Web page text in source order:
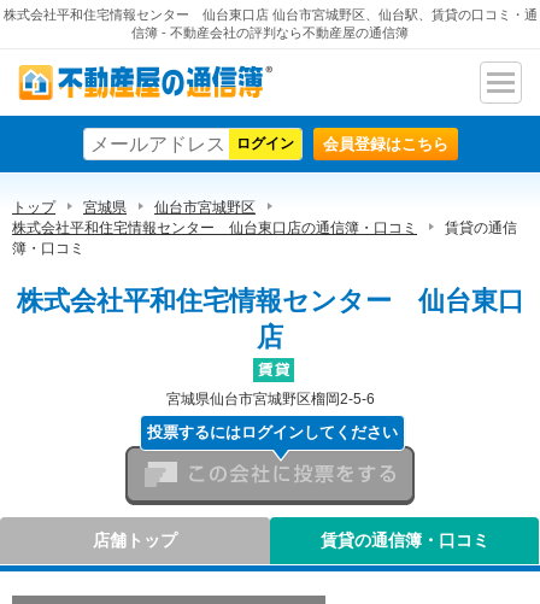
株式会社平和住宅情報センター 仙台東口店 仙台市宮城野区、仙台駅、賃貸の口コミ・通
信簿 - 不動産会社の評判なら不動産屋の通信簿
不動産屋の通信簿
ナビ
ン
会員登録はこちら
トップ 宮城県
仙台市宮城野区
株式会社平和住宅情報センター 仙台東口店の通信簿・口コミ
賃貸の通信
簿・口コミ
株式会社平和住宅情報センター 仙台東口
店
宮城県仙台市宮城野区榴岡2-5-6
この会社に投票をする
投票するにはログインしてください
店舗トップ 賃貸の通信簿・口コミ